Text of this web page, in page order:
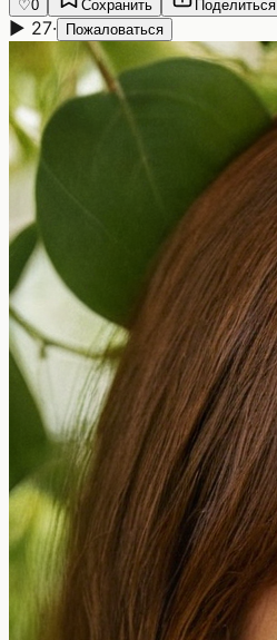
♡0 Сохранить Поделиться
▶ 27· Пожаловаться